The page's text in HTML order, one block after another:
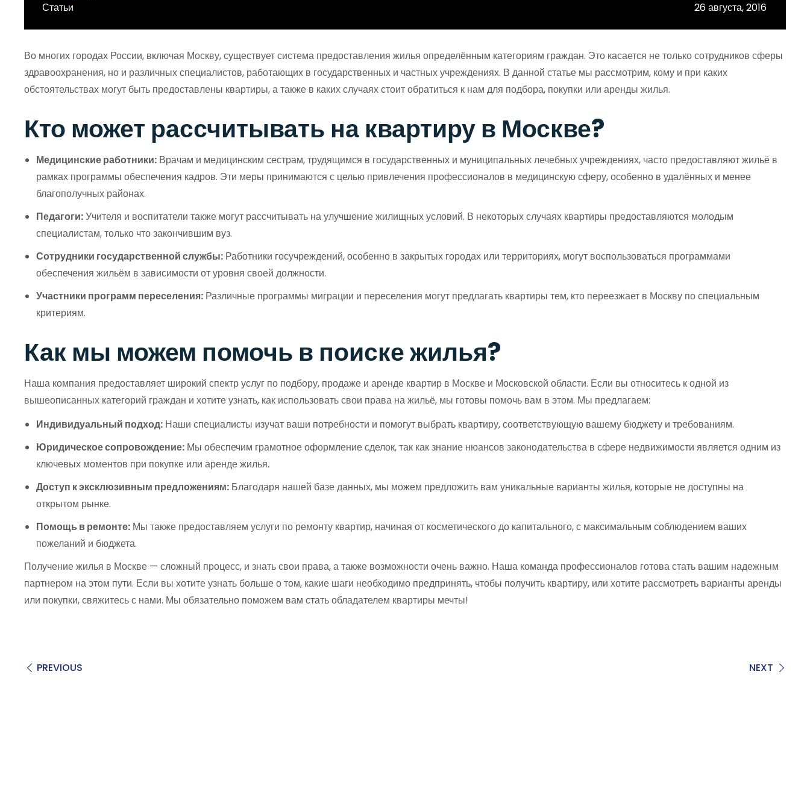
Статьи 26 августа, 2016
Во многих городах России, включая Москву, существует система предоставления жилья определённым категориям граждан. Это касается не только сотрудников сферы
здравоохранения, но и различных специалистов, работающих в государственных и частных учреждениях. В данной статье мы рассмотрим, кому и при каких
обстоятельствах могут быть предоставлены квартиры, а также в каких случаях стоит обратиться к нам для подбора, покупки или аренды жилья.
Кто может рассчитывать на квартиру в Москве?
Медицинские работники: Врачам и медицинским сестрам, трудящимся в государственных и муниципальных лечебных учреждениях, часто предоставляют жильё в
рамках программы обеспечения кадров. Эти меры принимаются с целью привлечения профессионалов в медицинскую сферу, особенно в удалённых и менее
благополучных районах.
Педагоги:Учителя и воспитатели также могут рассчитывать на улучшение жилищных условий. В некоторых случаях квартиры предоставляются молодым
специалистам, только что закончившим вуз.
Сотрудники государственной службы: Работники госучреждений, особенно в закрытых городах или территориях, могут воспользоваться программами
обеспечения жильём в зависимости от уровня своей должности.
Участники программ переселения: Различные программы миграции и переселения могут предлагать квартиры тем, кто переезжает в Москву по специальным
критериям.
Как мы можем помочь в поиске жилья?
Наша компания предоставляет широкий спектр услуг по подбору, продаже и аренде квартир в Москве и Московской области. Если вы относитесь к одной из
вышеописанных категорий граждан и хотите узнать, как использовать свои права на жильё, мы готовы помочь вам в этом. Мы предлагаем:
Индивидуальный подход: Наши специалисты изучат ваши потребности и помогут выбрать квартиру, соответствующую вашему бюджету и требованиям.
Юридическое сопровождение: Мы обеспечим грамотное оформление сделок, так как знание нюансов законодательства в сфере недвижимости является одним из
ключевых моментов при покупке или аренде жилья.
Доступ к эксклюзивным предложениям: Благодаря нашей базе данных, мы можем предложить вам уникальные варианты жилья, которые не доступны на
открытом рынке.
Помощь в ремонте: Мы также предоставляем услуги по ремонту квартир, начиная от косметического до капитального, с максимальным соблюдением ваших
пожеланий и бюджета.
Получение жилья в Москве — сложный процесс, и знать свои права, а также возможности очень важно. Наша команда профессионалов готова стать вашим надежным
партнером на этом пути. Если вы хотите узнать больше о том, какие шаги необходимо предпринять, чтобы получить квартиру, или хотите рассмотреть варианты аренды
или покупки, свяжитесь с нами. Мы обязательно поможем вам стать обладателем квартиры мечты!
PREVIOUS NEXT